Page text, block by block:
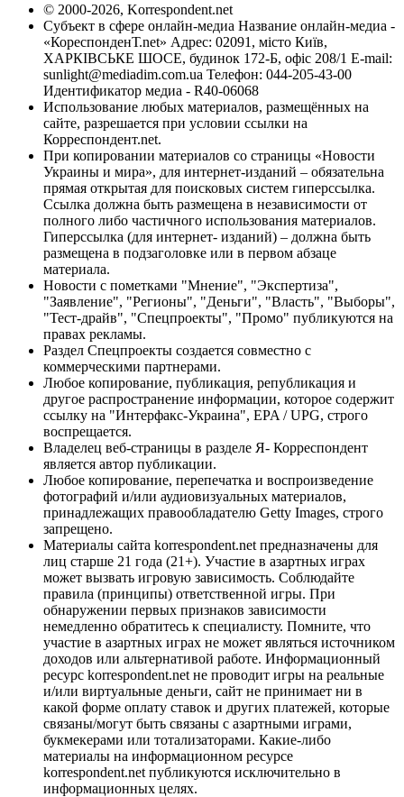
© 2000-2026, Korrespondent.net
Субъект в сфере онлайн-медиа Название онлайн-медиа -
«КореспонденТ.net» Адрес: 02091, місто Київ,
ХАРКІВСЬКЕ ШОСЕ, будинок 172-Б, офіс 208/1 E-mail:
sunlight@mediadim.com.ua Телефон: 044-205-43-00
Идентификатор медиа - R40-06068
Использование любых материалов, размещённых на
сайте, разрешается при условии ссылки на
Корреспондент.net.
При копировании материалов со страницы «Новости
Украины и мира», для интернет-изданий – обязательна
прямая открытая для поисковых систем гиперссылка.
Ссылка должна быть размещена в независимости от
полного либо частичного использования материалов.
Гиперссылка (для интернет- изданий) – должна быть
размещена в подзаголовке или в первом абзаце
материала.
Новости с пометками "Мнение", "Экспертиза",
"Заявление", "Регионы", "Деньги", "Власть", "Выборы",
"Тест-драйв", "Спецпроекты", "Промо" публикуются на
правах рекламы.
Раздел Спецпроекты создается совместно с
коммерческими партнерами.
Любое копирование, публикация, републикация и
другое распространение информации, которое содержит
ссылку на "Интерфакс-Украина", EPA / UPG, строго
воспрещается.
Владелец веб-страницы в разделе Я- Корреспондент
является автор публикации.
Любое копирование, перепечатка и воспроизведение
фотографий и/или аудиовизуальных материалов,
принадлежащих правообладателю Getty Images, строго
запрещено.
Материалы сайта korrespondent.net предназначены для
лиц старше 21 года (21+). Участие в азартных играх
может вызвать игровую зависимость. Соблюдайте
правила (принципы) ответственной игры. При
обнаружении первых признаков зависимости
немедленно обратитесь к специалисту. Помните, что
участие в азартных играх не может являться источником
доходов или альтернативой работе. Информационный
ресурс korrespondent.net не проводит игры на реальные
и/или виртуальные деньги, сайт не принимает ни в
какой форме оплату ставок и других платежей, которые
связаны/могут быть связаны с азартными играми,
букмекерами или тотализаторами. Какие-либо
материалы на информационном ресурсе
korrespondent.net публикуются исключительно в
информационных целях.